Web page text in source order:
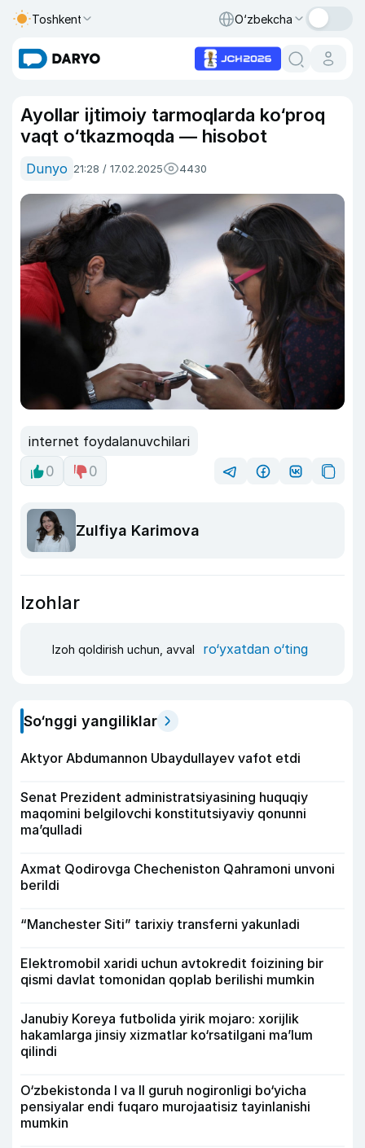
Toshkent O‘zbekcha
Ayollar ijtimoiy tarmoqlarda ko‘proq
vaqt o‘tkazmoqda — hisobot
Dunyo 21:28 / 17.02.2025 4430
internet foydalanuvchilari
0
0
Zulfiya Karimova
Izohlar
Izoh qoldirish uchun, avval ro‘yxatdan o‘ting
So‘nggi yangiliklar
Aktyor Abdu­mannon Ubaydullayev vafot etdi
Senat Prezident administratsiyasining huquqiy
maqomini belgilovchi konstitutsiyaviy qonunni
ma’qulladi
Axmat Qodirovga Checheniston Qahramoni unvoni
berildi
“Manchester Siti” tarixiy transferni yakunladi
Elektromobil xaridi uchun avtokredit foizining bir
qismi davlat tomonidan qoplab berilishi mumkin
Janubiy Koreya futbolida yirik mojaro: xorijlik
hakamlarga jinsiy xizmatlar ko‘rsatilgani ma’lum
qilindi
O‘zbekistonda I va II guruh nogironligi bo‘yicha
pensiyalar endi fuqaro murojaatisiz tayinlanishi
mumkin